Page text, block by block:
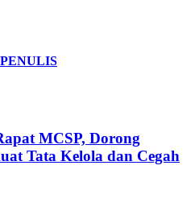
MCSP, Dorong
Tata Kelola dan Cegah